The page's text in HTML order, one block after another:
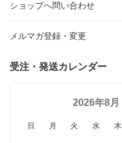
ショップへ問い合わせ
メルマガ登録・変更
受注・発送カレンダー
2026年8月
日 月 火 水 木